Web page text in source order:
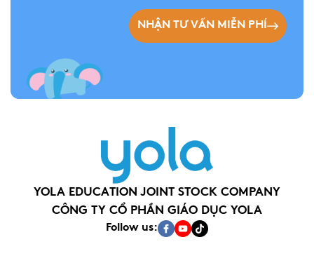
NHẬN TƯ VẤN MIỄN PHÍ
YOLA EDUCATION JOINT STOCK COMPANY
CÔNG TY CỔ PHẦN GIÁO DỤC YOLA
Follow us: